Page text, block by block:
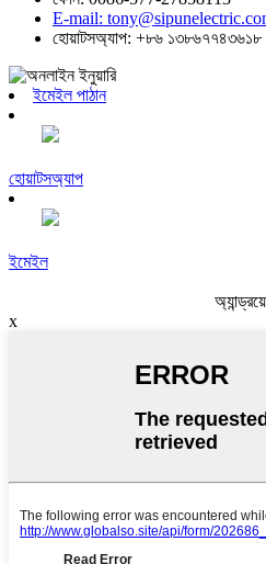
E-mail:
হোয়াটসঅ্যাপ: +৮৬ ১৩৮৬৭৭৪৩৬১৮
ইমেইল পাঠান
হোয়াটসঅ্যাপ
ইমেইল
x